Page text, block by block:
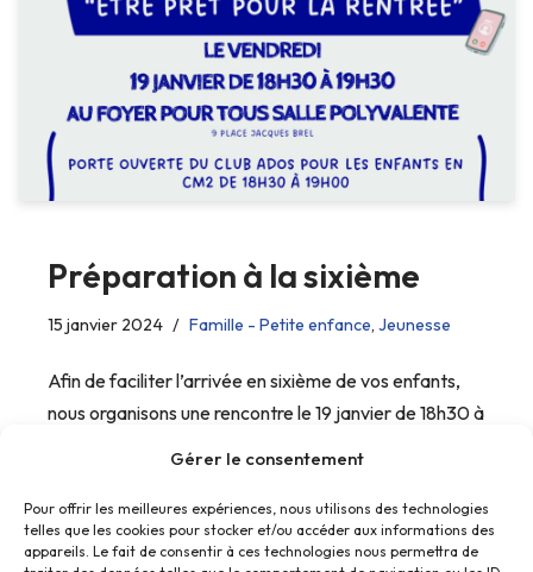
Gérer le consentement
Pour offrir les meilleures expériences, nous utilisons des technologies
telles que les cookies pour stocker et/ou accéder aux informations des
appareils. Le fait de consentir à ces technologies nous permettra de
Préparation à la sixième
15 janvier 2024 Famille - Petite enfance, Jeunesse
Afin de faciliter l’arrivée en sixième de vos enfants,
nous organisons une rencontre le 19 janvier de 18h30 à